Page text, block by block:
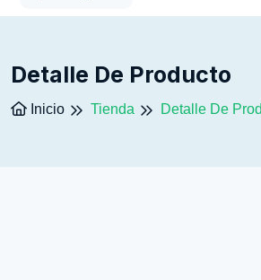
Detalle De Producto
Inicio Tienda Detalle De